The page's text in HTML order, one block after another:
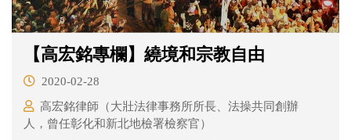
【高宏銘專欄】繞境和宗教自由
2020-02-28
高宏銘律師（大壯法律事務所所長、法操共同創辦
人，曾任彰化和新北地檢署檢察官）